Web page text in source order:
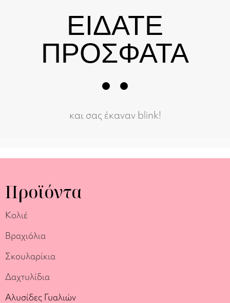
ΕΙΔΑΤΕ
ΠΡΟΣΦΑΤΑ
και σας έκαναν blink!
Προϊόντα
Κολιέ
Βραχιόλια
Σκουλαρίκια
Δαχτυλίδια
Αλυσίδες Γυαλιών